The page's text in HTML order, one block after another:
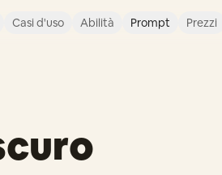
Casi d'uso Abilità Prompt Prezzi